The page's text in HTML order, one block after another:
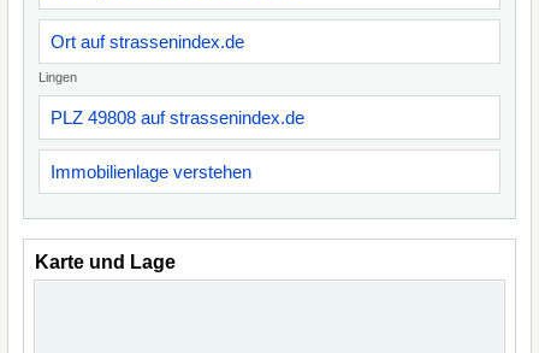
Ort auf strassenindex.de
Lingen
PLZ 49808 auf strassenindex.de
Immobilienlage verstehen
Karte und Lage